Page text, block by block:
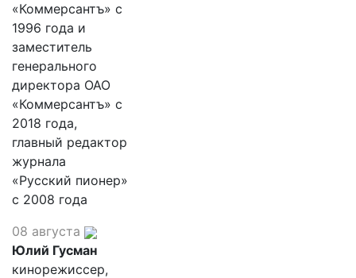
«Коммерсантъ» с
1996 года и
заместитель
генерального
директора ОАО
«Коммерсантъ» с
2018 года,
главный редактор
журнала
«Русский пионер»
с 2008 года
08 августа
Юлий Гусман
кинорежиссер,